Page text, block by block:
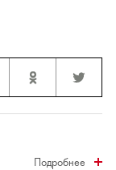
Подробнее